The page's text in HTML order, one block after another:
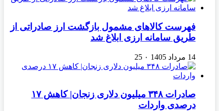
فهرست کالاهای مشمول بازگشت ارز صادراتی از
طریق سامانه ارزی ابلاغ شد
14 مرداد 1405 ۰ 25
صادرات ۳۴۸ میلیون دلاری زنجان| ‌کاهش ۱۷
درصدی واردات